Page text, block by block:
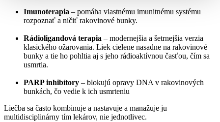
Imunoterapia – pomáha vlastnému imunitnému systému
rozpoznať a ničiť rakovinové bunky.
Rádioligandová terapia – modernejšia a šetrnejšia verzia
klasického ožarovania. Liek cielene nasadne na rakovinové
bunky a tie ho pohltia aj s jeho rádioaktívnou časťou, čím sa
usmrtia.
PARP inhibítory – blokujú opravy DNA v rakovinových
bunkách, čo vedie k ich usmrteniu
Liečba sa často kombinuje a nastavuje a manažuje ju
multidisciplinárny tím lekárov, nie jednotlivec.